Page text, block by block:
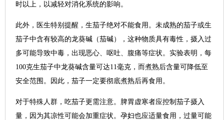
时以上，以减轻对消化系统的影响。
此外，医生特别提醒，生茄子绝对不能食用。未成熟的茄子或生
茄子中含有较高的龙葵碱（茄碱），这种物质具有毒性，摄入过
多可能导致中毒，出现恶心、呕吐、腹痛等症状。实验表明，每
100克生茄子中龙葵碱含量可达11毫克，而煮熟后含量可降低至
安全范围。因此，茄子一定要彻底煮熟后再食用。
对于特殊人群，吃茄子更需注意。脾胃虚寒者应控制茄子摄入
量，因为其凉性可能会加重症状。孕妇也应适量食用，过量可能